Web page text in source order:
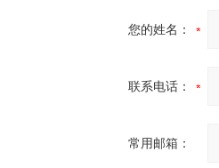
您的姓名：
联系电话：
常用邮箱：